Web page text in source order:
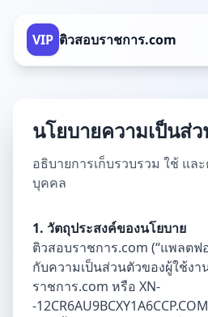
VIP ติวสอบราชการ.com
นโยบายความเป็นส่
อธิบายการเก็บรวบรวม ใช้ แ
บุคคล
1. วัตถุประสงค์ของนโยบาย
ติวสอบราชการ.com (“แพลต
กับความเป็นส่วนตัวของผู้ใช้งา
ราชการ.com หรือ XN-
-